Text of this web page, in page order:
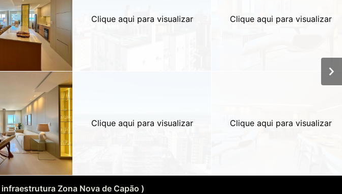
Clique aqui para visualizar
Clique aqui para visualizar
Clique aqui para visualizar
Clique aqui para visualizar
Zona Nova de Capão )